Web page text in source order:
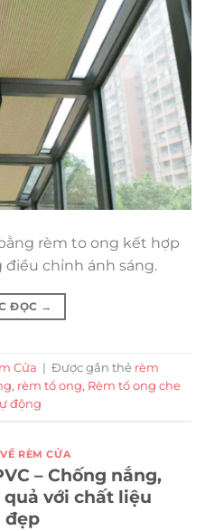
rèm to ong kết hợp
chỉnh ánh sáng.
ĐỌC →
Cửa | Được gắn thẻ rèm
, rèm tổ ong, Rèm tổ ong che
động
RÈM CỬA
– Chống nắng,
với chất liệu
đẹp